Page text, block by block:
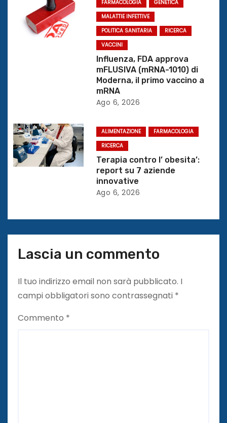
l
i
FARMACOLOGIA
GENETICA
MALATTIE INFETTIVE
POLITICA SANITARIA
RICERCA
VACCINI
Influenza, FDA approva
mFLUSIVA (mRNA-1010) di
Moderna, il primo vaccino a
mRNA
Ago 6, 2026
ALIMENTAZIONE
FARMACOLOGIA
RICERCA
Terapia contro l’ obesita’:
report su 7 aziende
innovative
Ago 6, 2026
Lascia un commento
Il tuo indirizzo email non sarà pubblicato. I
campi obbligatori sono contrassegnati *
Commento *